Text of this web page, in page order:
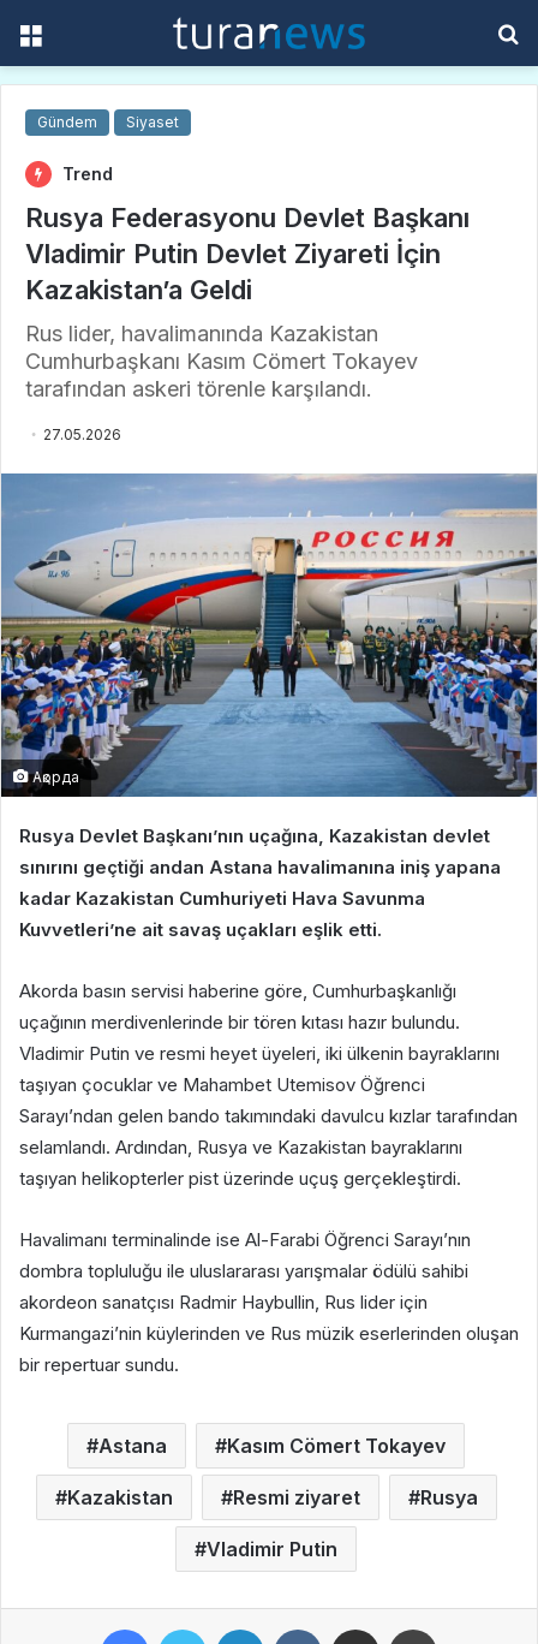
Gündem Siyaset
Trend
Rusya Federasyonu Devlet Başkanı
Vladimir Putin Devlet Ziyareti İçin
Kazakistan’a Geldi
Rus lider, havalimanında Kazakistan
Cumhurbaşkanı Kasım Cömert Tokayev
tarafından askeri törenle karşılandı.
27.05.2026
Ақорда
Rusya Devlet Başkanı’nın uçağına, Kazakistan devlet
sınırını geçtiği andan Astana havalimanına iniş yapana
kadar Kazakistan Cumhuriyeti Hava Savunma
Kuvvetleri’ne ait savaş uçakları eşlik etti.
Akorda basın servisi haberine göre, Cumhurbaşkanlığı
uçağının merdivenlerinde bir tören kıtası hazır bulundu.
Vladimir Putin ve resmi heyet üyeleri, iki ülkenin bayraklarını
taşıyan çocuklar ve Mahambet Utemisov Öğrenci
Sarayı’ndan gelen bando takımındaki davulcu kızlar tarafından
selamlandı. Ardından, Rusya ve Kazakistan bayraklarını
taşıyan helikopterler pist üzerinde uçuş gerçekleştirdi.
Havalimanı terminalinde ise Al-Farabi Öğrenci Sarayı’nın
dombra topluluğu ile uluslararası yarışmalar ödülü sahibi
akordeon sanatçısı Radmir Haybullin, Rus lider için
Kurmangazi’nin küylerinden ve Rus müzik eserlerinden oluşan
bir repertuar sundu.
Astana Kasım Cömert Tokayev
Kazakistan Resmi ziyaret Rusya
Vladimir Putin